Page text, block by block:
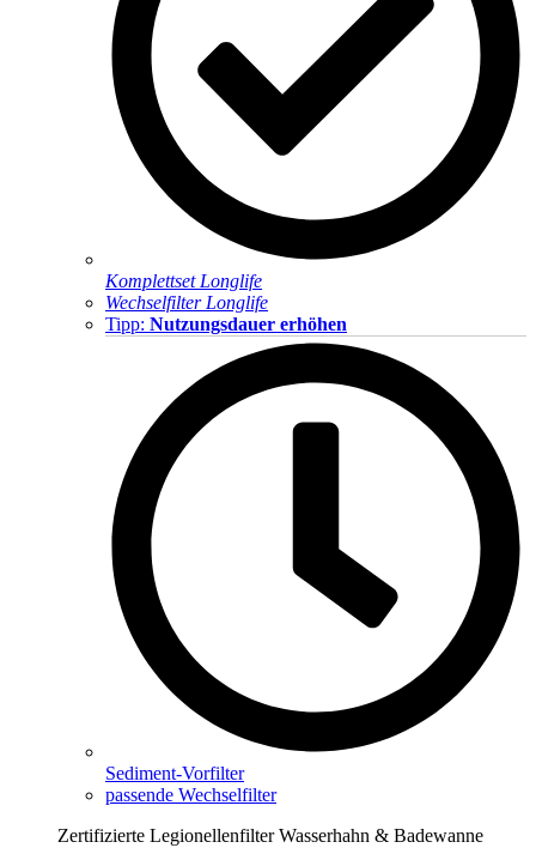
Komplettset Longlife
Wechselfilter Longlife
Tipp: Nutzungsdauer erhöhen
Sediment-Vorfilter
passende Wechselfilter
Zertifizierte Legionellenfilter Wasserhahn & Badewanne